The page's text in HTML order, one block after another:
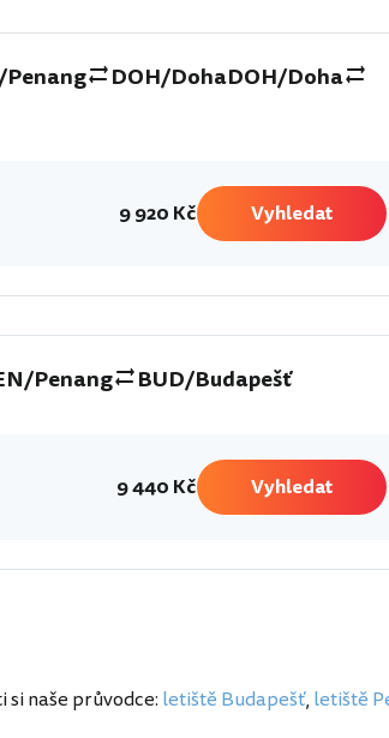
Penang DOH/DohaDOH/Doha
9 920 Kč Vyhledat
Penang BUD/Budapešť
9 440 Kč Vyhledat
si naše průvodce: letiště Budapešť, letiště